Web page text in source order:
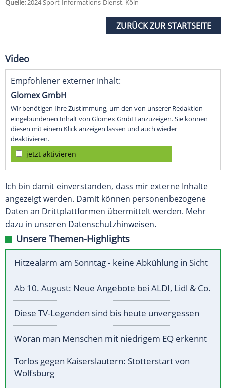
Quelle:2024 Sport-Informations-Dienst, Köln
ZURÜCK ZUR STARTSEITE
Video
Empfohlener externer Inhalt:
Glomex GmbH
Wir benötigen Ihre Zustimmung, um den von unserer Redaktion
eingebundenen Inhalt von Glomex GmbH anzuzeigen. Sie können
diesen mit einem Klick anzeigen lassen und auch wieder
deaktivieren.
jetzt aktivieren
Ich bin damit einverstanden, dass mir externe Inhalte
angezeigt werden. Damit können personenbezogene
Daten an Drittplattformen übermittelt werden. Mehr
dazu in unseren Datenschutzhinweisen.
Unsere Themen-Highlights
Hitzealarm am Sonntag - keine Abkühlung in Sicht
Ab 10. August: Neue Angebote bei ALDI, Lidl & Co.
Diese TV-Legenden sind bis heute unvergessen
Woran man Menschen mit niedrigem EQ erkennt
Torlos gegen Kaiserslautern: Stotterstart von
Wolfsburg